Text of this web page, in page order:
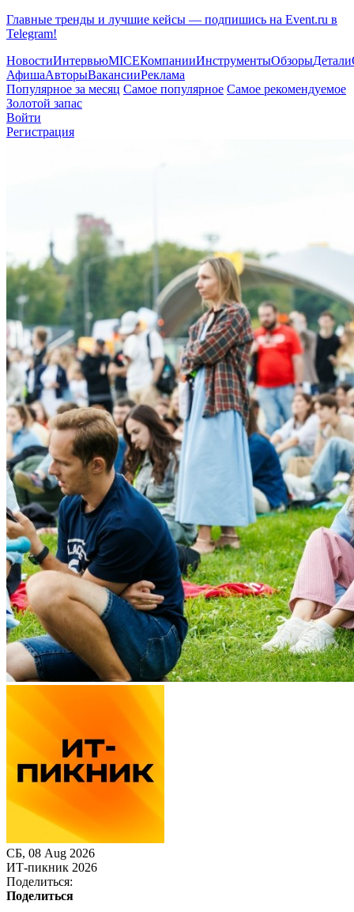
Главные тренды и лучшие кейсы — подпишись на Event.ru в
Telegram!
НовостиИнтервьюMICEКомпанииИнструментыОбзорыДетали
АфишаАвторыВакансииРеклама
Популярное за месяц Самое популярное Самое рекомендуемое
Золотой запас
Войти
Регистрация
СБ, 08 Aug 2026
ИТ-пикник 2026
Поделиться:
Поделиться